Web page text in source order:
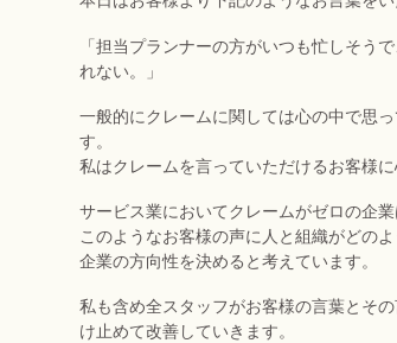
「担当プランナーの方がいつも忙しそう
れない。」
一般的にクレームに関しては心の中で思
す。
私はクレームを言っていただけるお客様に
サービス業においてクレームがゼロの企
このようなお客様の声に人と組織がどの
企業の方向性を決めると考えています。
私も含め全スタッフがお客様の言葉とそ
け止めて改善していきます。